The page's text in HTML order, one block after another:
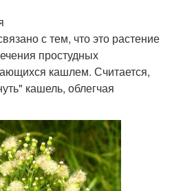
с тем, что это растение
простудных
кашлем. Считается,
кашель, облегчая